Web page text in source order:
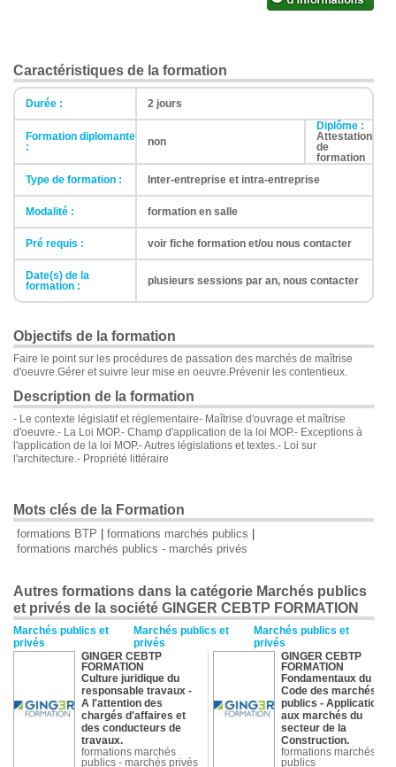
Caractéristiques de la formation
Durée : 2 jours
Formation diplomante
:
non
Diplôme :
Attestation
de
formation
Type de formation :
Inter-entreprise et intra-entreprise
Modalité : formation en salle
Pré requis : voir fiche formation et/ou nous contacter
Date(s) de la
formation :
plusieurs sessions par an, nous contacter
Objectifs de la formation
Faire le point sur les procédures de passation des marchés de maîtrise
d'oeuvre.Gérer et suivre leur mise en oeuvre.Prévenir les contentieux.
Description de la formation
- Le contexte législatif et réglementaire- Maîtrise d'ouvrage et maîtrise
d'oeuvre.- La Loi MOP.- Champ d'application de la loi MOP.- Exceptions à
l'application de la loi MOP.- Autres législations et textes.- Loi sur
l'architecture.- Propriété littéraire
Mots clés de la Formation
formations BTP formations marchés publics
formations marchés publics - marchés privés
Autres formations dans la catégorie Marchés publics
et privés de la société GINGER CEBTP FORMATION
Marchés publics et
privés
Marchés publics et
privés
Marchés publics et
privés
GINGER CEBTP
FORMATION
Culture juridique du
responsable travaux -
A l'attention des
chargés d'affaires et
des conducteurs de
travaux.
formations marchés
publics - marchés privés
GINGER CEBTP
FORMATION
Fondamentaux du
Code des marchés
publics - Application
aux marchés du
secteur de la
Construction.
formations marchés
publics